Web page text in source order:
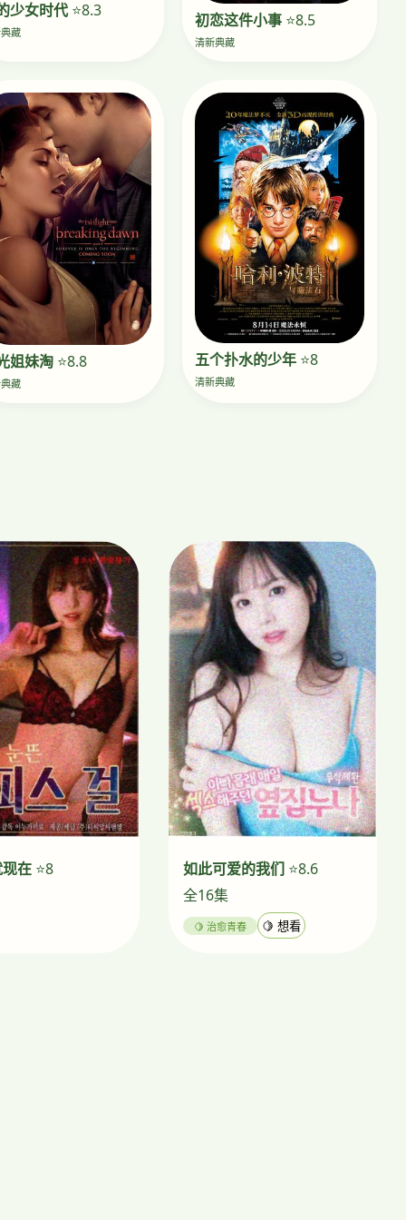
少女时代⭐8.3
藏
初恋这件小事⭐8.5
清新典藏
姐妹淘 ⭐8.8
藏
五个扑水的少年⭐8
清新典藏
在 ⭐8 如此可爱的我们 ⭐8.6
全16集
🍋 治愈青春 🍋 想看